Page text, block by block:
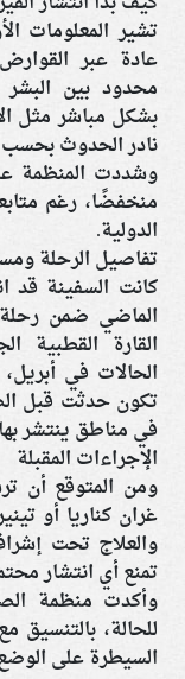
تشير المعلومات
عادة عبر
محدود بين
بشكل مباشر مثل
نادر الحدوث بحسب
وشددت المنظمة
منخفضًا، رغم
الدولية.
تفاصيل الرحلة
كانت السفينة
الماضي ضمن
القارة القطبية
الحالات في
تكون حدثت قبل
في مناطق ينتشر
الإجراءات المقبلة
ومن المتوقع أن
غران كناريا أو
والعلاج تحت
تمنع أي انتشار
وأكدت منظمة
للحالة، بالتنسيق
السيطرة على